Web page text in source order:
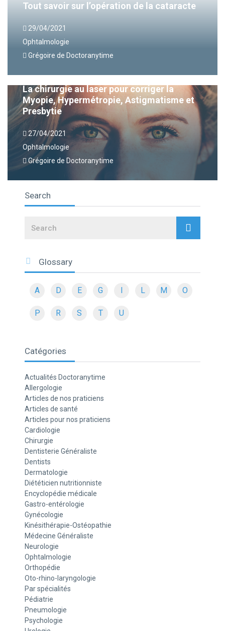
Tout savoir sur l’opération de la cataracte
29/04/2021
Ophtalmologie
Grégoire de Doctoranytime
La chirurgie au laser pour corriger la
Myopie, Hypermétropie, Astigmatisme et
Presbytie
27/04/2021
Ophtalmologie
Grégoire de Doctoranytime
Search
Search
Glossary
A D E G L M O
P R S T U
Catégories
Actualités Doctoranytime
Allergologie
Articles de nos praticiens
Articles de santé
Articles pour nos praticiens
Cardiologie
Chirurgie
Dentisterie Généraliste
Dentists
Dermatologie
Diététicien nutritionniste
Encyclopédie médicale
Gastro-entérologie
Gynécologie
Kinésithérapie-Ostéopathie
Médecine Généraliste
Neurologie
Ophtalmologie
Orthopédie
Oto-rhino-laryngologie
Par spécialités
Pédiatrie
Pneumologie
Psychologie